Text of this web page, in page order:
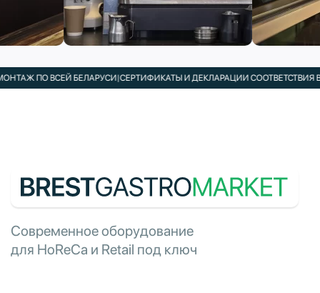
ПО ВСЕЙ БЕЛАРУСИ|СЕРТИФИКАТЫ И ДЕКЛАРАЦИИ СООТВЕТСТВИЯ В
Современное оборудование
для HoReCa и Retail под ключ